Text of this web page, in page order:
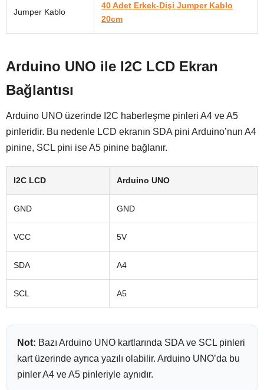
Jumper Kablo
40 Adet Erkek-Dişi Jumper Kablo
20cm
Arduino UNO ile I2C LCD Ekran
Bağlantısı
Arduino UNO üzerinde I2C haberleşme pinleri A4 ve A5
pinleridir. Bu nedenle LCD ekranın SDA pini Arduino’nun A4
pinine, SCL pini ise A5 pinine bağlanır.
I2C LCD Arduino UNO
GND GND
VCC 5V
SDA A4
SCL A5
Not: Bazı Arduino UNO kartlarında SDA ve SCL pinleri
kart üzerinde ayrıca yazılı olabilir. Arduino UNO’da bu
pinler A4 ve A5 pinleriyle aynıdır.